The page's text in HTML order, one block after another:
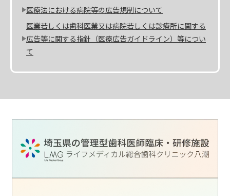
医療法における病院等の広告規制について
医業若しくは歯科医業又は病院若しくは診療所に関する
広告等に関する指針（医療広告ガイドライン）等につい
て